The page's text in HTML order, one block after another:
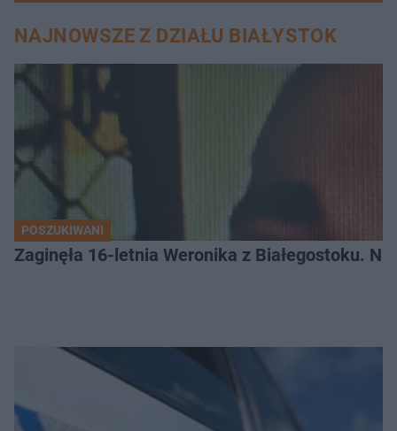
NAJNOWSZE Z DZIAŁU BIAŁYSTOK
POSZUKIWANI
Zaginęła 16-letnia Weronika z Białegostoku.